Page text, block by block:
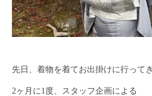
先日、着物を着てお出掛けに行って
2ヶ月に1度、スタッフ企画による